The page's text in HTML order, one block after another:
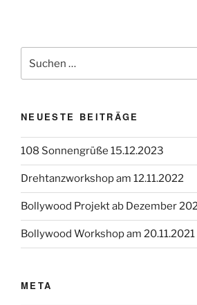
nach:
NEUESTE BEITRÄGE
108 Sonnengrüße 15.12.2023
Drehtanzworkshop am 12.11.2022
Bollywood Projekt ab Dezember
Bollywood Workshop am 20.11.2021
META